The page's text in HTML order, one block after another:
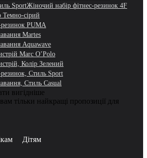
SportЖіночий набір фітнес-резинок 4F
Темно-сірий
PUMA
Martes
Aquawave
Marc O’Polo
Колір Зелений
Стиль Sport
Стиль Casual
вигідніше
тільки найкращі пропозиції для
Дітям